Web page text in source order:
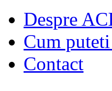
Despre
Cum
Contact